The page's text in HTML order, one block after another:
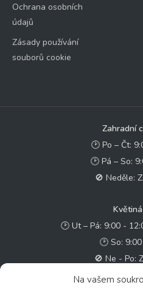
Na vašem
Ochrana osobních
údajů
Zásady používání
souborů cookie
Zahradní
🕑 Po – Čt:
🕑 Pá – So:
🚫 Neděle:
🕑 Ut – Pá: 9:00 -
🕑 So:
🚫 Ne - Po: